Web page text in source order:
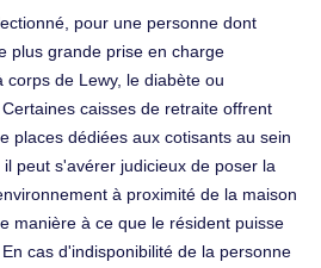
pour une personne dont
plus grande prise en charge
de Lewy, le diabète ou
caisses de retraite offrent
places dédiées aux cotisants au sein
peut s'avérer judicieux de poser la
à proximité de la maison
manière à ce que le résident puisse
cas d'indisponibilité de la personne